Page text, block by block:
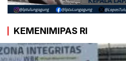
KEMENIMIPAS RI